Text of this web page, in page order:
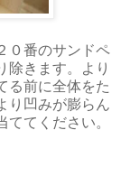
０番のサンドペ
除きます。より
る前に全体をた
り凹みが膨らん
てください。